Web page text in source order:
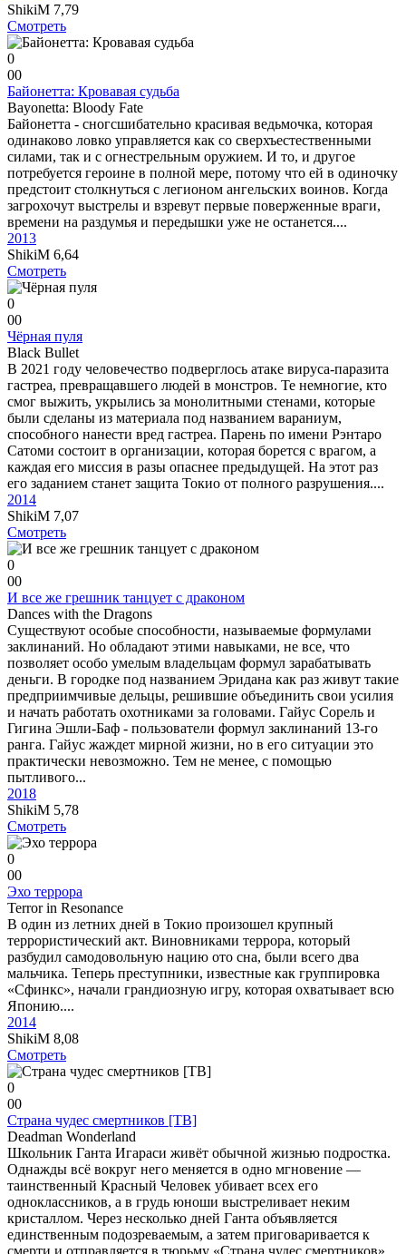
ShikiM 7,79
Смотреть
0
00
Байонетта: Кровавая судьба
Bayonetta: Bloody Fate
Байонетта - сногсшибательно красивая ведьмочка, которая
одинаково ловко управляется как со сверхъестественными
силами, так и с огнестрельным оружием. И то, и другое
потребуется героине в полной мере, потому что ей в одиночку
предстоит столкнуться с легионом ангельских воинов. Когда
загрохочут выстрелы и взревут первые поверженные враги,
времени на раздумья и передышки уже не останется....
2013
ShikiM 6,64
Смотреть
0
00
Чёрная пуля
Black Bullet
В 2021 году человечество подверглось атаке вируса-паразита
гастреа, превращавшего людей в монстров. Те немногие, кто
смог выжить, укрылись за монолитными стенами, которые
были сделаны из материала под названием вараниум,
способного нанести вред гастреа. Парень по имени Рэнтаро
Сатоми состоит в организации, которая борется с врагом, а
каждая его миссия в разы опаснее предыдущей. На этот раз
его заданием станет защита Токио от полного разрушения....
2014
ShikiM 7,07
Смотреть
0
00
И все же грешник танцует с драконом
Dances with the Dragons
Существуют особые способности, называемые формулами
заклинаний. Но обладают этими навыками, не все, что
позволяет особо умелым владельцам формул зарабатывать
деньги. В городке под названием Эридана как раз живут такие
предприимчивые дельцы, решившие объединить свои усилия
и начать работать охотниками за головами. Гайус Сорель и
Гигина Эшли-Баф - пользователи формул заклинаний 13-го
ранга. Гайус жаждет мирной жизни, но в его ситуации это
практически невозможно. Тем не менее, с помощью
пытливого...
2018
ShikiM 5,78
Смотреть
0
00
Эхо террора
Terror in Resonance
В один из летних дней в Токио произошел крупный
террористический акт. Виновниками террора, который
разбудил самодовольную нацию ото сна, были всего два
мальчика. Теперь преступники, известные как группировка
«Сфинкс», начали грандиозную игру, которая охватывает всю
Японию....
2014
ShikiM 8,08
Смотреть
0
00
Страна чудес смертников [ТВ]
Deadman Wonderland
Школьник Ганта Игараси живёт обычной жизнью подростка.
Однажды всё вокруг него меняется в одно мгновение —
таинственный Красный Человек убивает всех его
одноклассников, а в грудь юноши выстреливает неким
кристаллом. Через несколько дней Ганта объявляется
единственным подозреваемым, а затем приговаривается к
смерти и отправляется в тюрьму «Страна чудес смертников»,